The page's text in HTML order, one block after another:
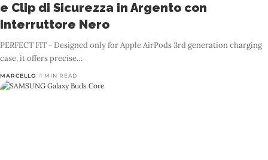
e Clip di Sicurezza in Argento con
Interruttore Nero
PERFECT FIT - Designed only for Apple AirPods 3rd generation charging
case, it offers precise…
MARCELLO 1 MIN READ